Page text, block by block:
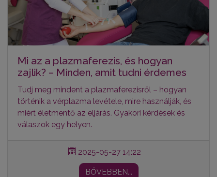
Mi az a plazmaferezis, és hogyan
zajlik? – Minden, amit tudni érdemes
Tudj meg mindent a plazmaferezisről – hogyan
történik a vérplazma levétele, mire használják, és
miért életmentő az eljárás. Gyakori kérdések és
válaszok egy helyen.
2025-05-27 14:22
BŐVEBBEN...